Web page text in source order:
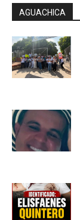
AGUACHICA